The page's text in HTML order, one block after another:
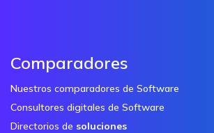
Comparadores
Nuestros comparadores de Software
Consultores digitales de Software
Directorios de soluciones